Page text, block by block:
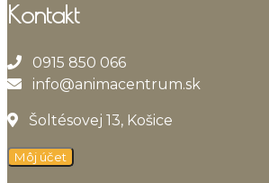
Kontakt
0915 850 066
info@animacentrum.sk
Šoltésovej 13, Košice
Môj účet